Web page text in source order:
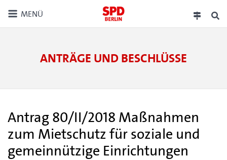
MENÜ
ANTRÄGE UND BESCHLÜSSE
Antrag 80/II/2018 Maßnahmen
zum Mietschutz für soziale und
gemeinnützige Einrichtungen